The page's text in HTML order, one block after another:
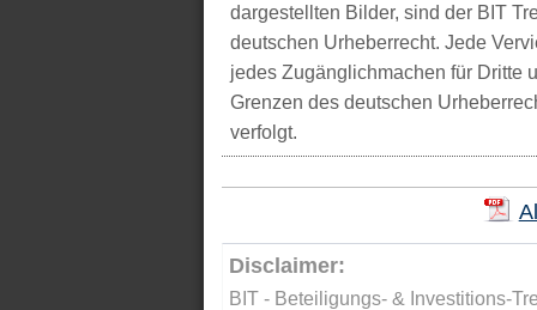
dargestellten Bilder, sind der BIT
deutschen Urheberrecht. Jede
jedes Zugänglichmachen für Dritte
Grenzen des deutschen
verfolgt.
Disclaimer:
BIT - Beteiligungs- & Investitions-